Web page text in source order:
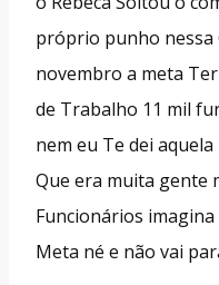
próprio punho nessa
novembro a meta
de Trabalho 11 mil
nem eu Te dei
Que era muita gente
Funcionários
Meta né e não vai